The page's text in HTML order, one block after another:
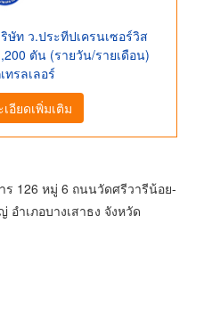
ษัท ว.ประทีปเครนเซอร์วิส
ตัน (รายวัน/รายเดือน)
ทรลเลอร์
อียดเพิ่มเติม
126 หมู่ 6 ถนนวัดศรีวารีน้อย-
อำเภอบางเสาธง จังหวัด